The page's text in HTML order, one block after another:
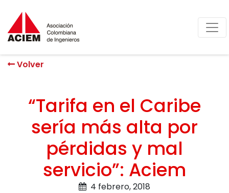
Volver
“Tarifa en el Caribe
sería más alta por
pérdidas y mal
servicio”: Aciem
4 febrero, 2018